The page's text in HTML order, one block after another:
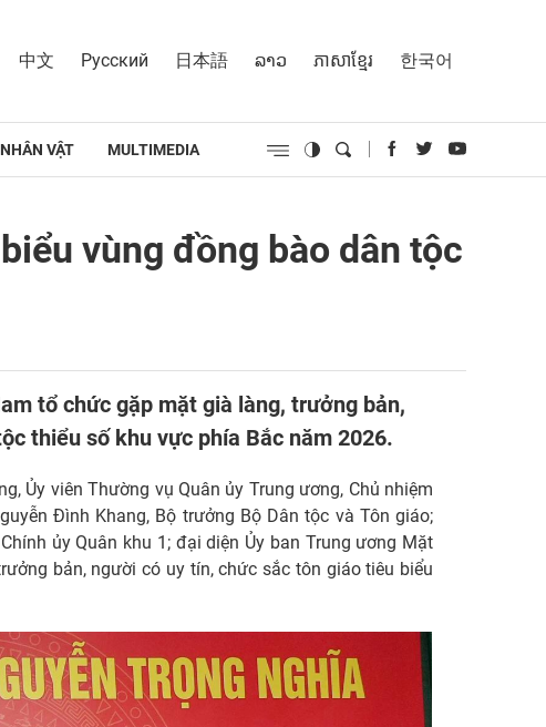
中文 Русский 日本語 ລາວ ភាសាខ្មែរ 한국어
VẬT MULTIMEDIA
vùng đồng bào dân tộc
tổ chức gặp mặt già làng, trưởng bản,
thiểu số khu vực phía Bắc năm 2026.
Ủy viên Thường vụ Quân ủy Trung ương, Chủ nhiệm
Đình Khang, Bộ trưởng Bộ Dân tộc và Tôn giáo;
ủy Quân khu 1; đại diện Ủy ban Trung ương Mặt
bản, người có uy tín, chức sắc tôn giáo tiêu biểu